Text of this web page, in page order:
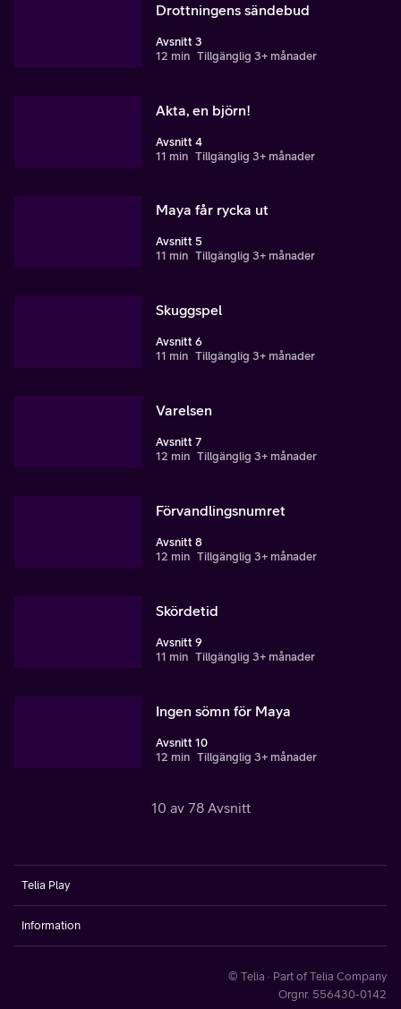
Drottningens sändebud
Avsnitt 3
12 min Tillgänglig 3+ månader
Akta, en björn!
Avsnitt 4
11 min Tillgänglig 3+ månader
Maya får rycka ut
Avsnitt 5
11 min Tillgänglig 3+ månader
Skuggspel
Avsnitt 6
11 min Tillgänglig 3+ månader
Varelsen
Avsnitt 7
12 min Tillgänglig 3+ månader
Förvandlingsnumret
Avsnitt 8
12 min Tillgänglig 3+ månader
Skördetid
Avsnitt 9
11 min Tillgänglig 3+ månader
Ingen sömn för Maya
Avsnitt 10
12 min Tillgänglig 3+ månader
10 av 78 Avsnitt
Telia Play
Information
© Telia · Part of Telia Company
Orgnr. 556430-0142